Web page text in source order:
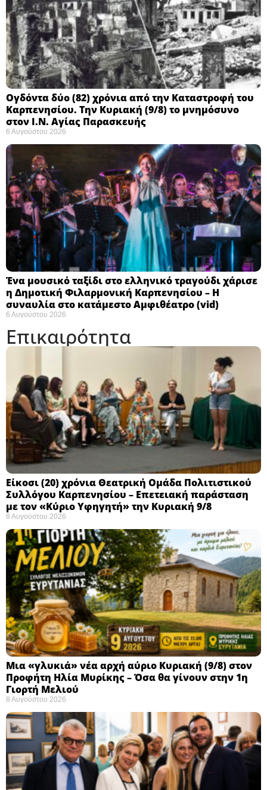
Ογδόντα δύο (82) χρόνια από την Καταστροφή του
Καρπενησίου. Την Κυριακή (9/8) το μνημόσυνο
στον Ι.Ν. Αγίας Παρασκευής
6 Αυγούστου 2026
Ένα μουσικό ταξίδι στο ελληνικό τραγούδι χάρισε
η Δημοτική Φιλαρμονική Καρπενησίου – Η
συναυλία στο κατάμεστο Αμφιθέατρο (vid)
6 Αυγούστου 2026
Επικαιρότητα
Eίκοσι (20) χρόνια Θεατρική Ομάδα Πολιτιστικού
Συλλόγου Καρπενησίου – Επετειακή παράσταση
με τον «Κύριο Υφηγητή» την Κυριακή 9/8
8 Αυγούστου 2026
Μια «γλυκιά» νέα αρχή αύριο Κυριακή (9/8) στον
Προφήτη Ηλία Μυρίκης – Όσα θα γίνουν στην 1η
Γιορτή Μελιού
8 Αυγούστου 2026